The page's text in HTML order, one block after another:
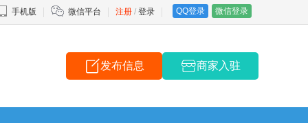
注册 / 登录 QQ登录 微信登录
手机版 微信平台
发布信息 商家入驻